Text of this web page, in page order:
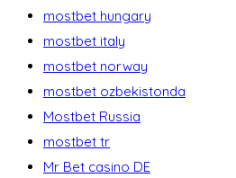
mostbet hungary
mostbet italy
mostbet norway
mostbet ozbekistonda
Mostbet Russia
mostbet tr
Mr Bet casino DE